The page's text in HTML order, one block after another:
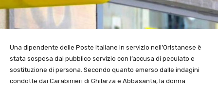
Una dipendente delle Poste Italiane in servizio nell’Oristanese è
stata sospesa dal pubblico servizio con l’accusa di peculato e
sostituzione di persona. Secondo quanto emerso dalle indagini
condotte dai Carabinieri di Ghilarza e Abbasanta, la donna